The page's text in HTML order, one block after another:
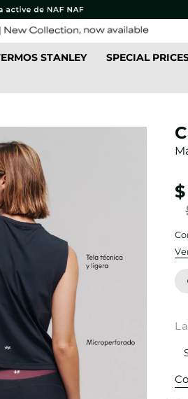
STANLEY SPECIAL
$